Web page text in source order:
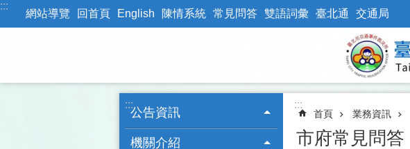
跳到主要內容區塊
:::
網站導覽 回首頁 English 陳情系統 常見問答 雙語詞彙 臺北通 交通局
:::
公告資訊
機關介紹
:::
首頁 業務資訊
市府常見問答